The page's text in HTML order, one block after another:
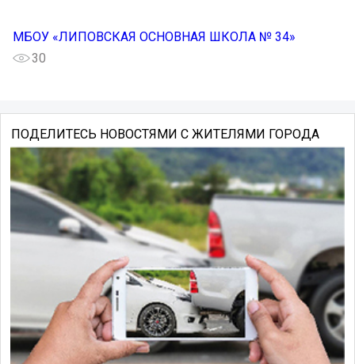
МБОУ «ЛИПОВСКАЯ ОСНОВНАЯ ШКОЛА № 34»
30
ПОДЕЛИТЕСЬ НОВОСТЯМИ С ЖИТЕЛЯМИ ГОРОДА